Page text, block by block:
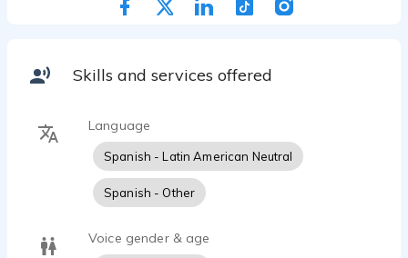
participa. Con Giow McCloud como voz en su
nuevas alturas."
Skills and services offered
Language
Spanish - Latin American Neutral
Spanish - Other
Voice gender & age